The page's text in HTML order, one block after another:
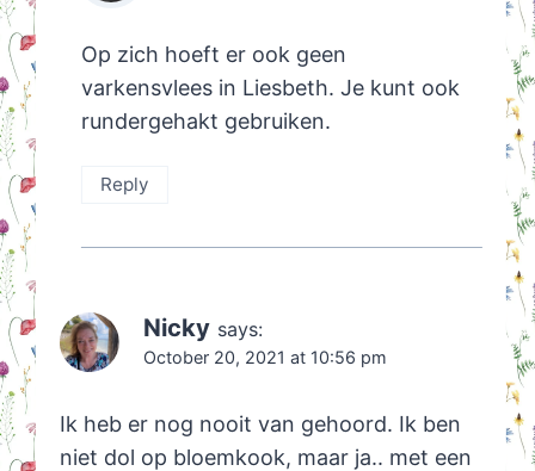
Op zich hoeft er ook geen
varkensvlees in Liesbeth. Je kunt ook
rundergehakt gebruiken.
Reply
Nicky says:
October 20, 2021 at 10:56 pm
Ik heb er nog nooit van gehoord. Ik ben
niet dol op bloemkook, maar ja.. met een